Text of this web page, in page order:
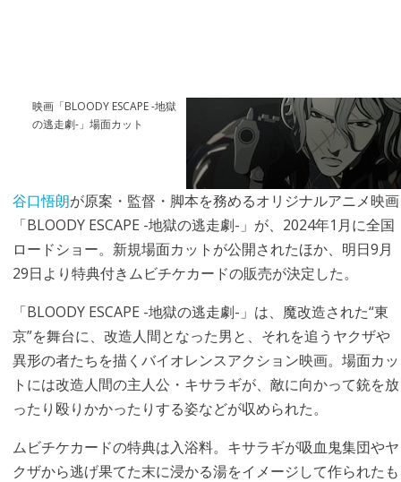
映画「BLOODY ESCAPE -地獄
の逃走劇-」場面カット
谷口悟朗が原案・監督・脚本を務めるオリジナルアニメ映画
「BLOODY ESCAPE -地獄の逃走劇-」が、2024年1月に全国
ロードショー。新規場面カットが公開されたほか、明日9月
29日より特典付きムビチケカードの販売が決定した。
「BLOODY ESCAPE -地獄の逃走劇-」は、魔改造された“東
京”を舞台に、改造人間となった男と、それを追うヤクザや
異形の者たちを描くバイオレンスアクション映画。場面カッ
トには改造人間の主人公・キサラギが、敵に向かって銃を放
ったり殴りかかったりする姿などが収められた。
ムビチケカードの特典は入浴料。キサラギが吸血鬼集団やヤ
クザから逃げ果てた末に浸かる湯をイメージして作られたも